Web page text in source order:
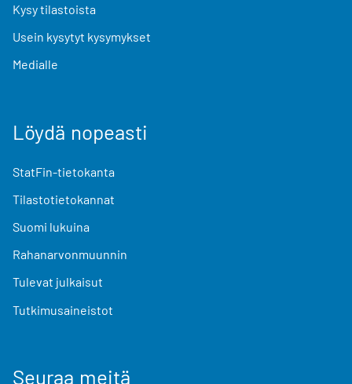
Kysy tilastoista
Usein kysytyt kysymykset
Medialle
Löydä nopeasti
StatFin-tietokanta
Tilastotietokannat
Suomi lukuina
Rahanarvonmuunnin
Tulevat julkaisut
Tutkimusaineistot
Seuraa meitä